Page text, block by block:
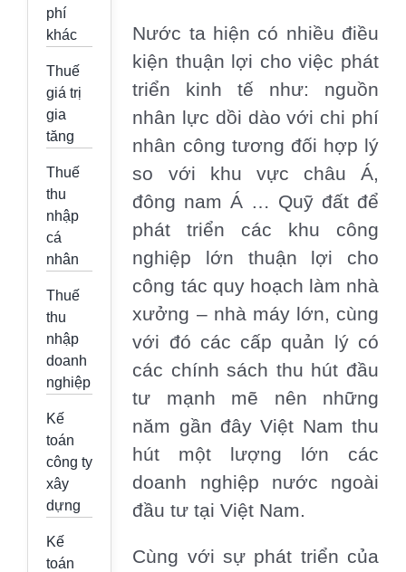
Nước ta hiện có nhiều điều
kiện thuận lợi cho việc phát
triển kinh tế như: nguồn
nhân lực dồi dào với chi phí
nhân công tương đối hợp lý
so với khu vực châu Á,
đông nam Á … Quỹ đất để
phát triển các khu công
nghiệp lớn thuận lợi cho
công tác quy hoạch làm nhà
xưởng – nhà máy lớn, cùng
với đó các cấp quản lý có
các chính sách thu hút đầu
tư mạnh mẽ nên những
năm gần đây Việt Nam thu
hút một lượng lớn các
doanh nghiệp nước ngoài
đầu tư tại Việt Nam.
Cùng với sự phát triển của
phí
khác
Thuế
giá trị
gia
tăng
Thuế
thu
nhập
cá
nhân
Thuế
thu
nhập
doanh
nghiệp
Kế
toán
công ty
xây
dựng
Kế
toán